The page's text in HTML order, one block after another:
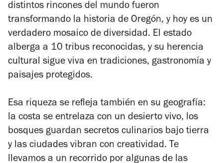
distintos rincones del mundo fueron
transformando la historia de Oregón, y hoy es un
verdadero mosaico de diversidad. El estado
alberga a 10 tribus reconocidas, y su herencia
cultural sigue viva en tradiciones, gastronomía y
paisajes protegidos.
Esa riqueza se refleja también en su geografía:
la costa se entrelaza con un desierto vivo, los
bosques guardan secretos culinarios bajo tierra
y las ciudades vibran con creatividad. Te
llevamos a un recorrido por algunas de las